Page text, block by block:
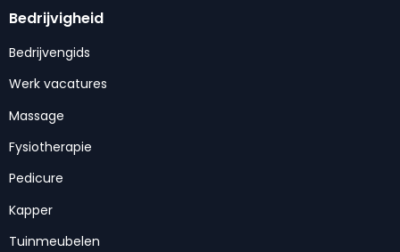
Bedrijvigheid
Bedrijvengids
Werk vacatures
Massage
Fysiotherapie
Pedicure
Kapper
Tuinmeubelen